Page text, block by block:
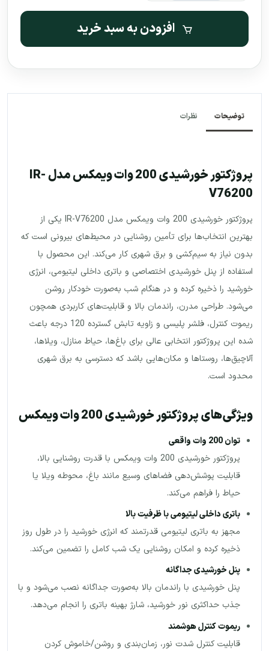
افزودن به سبد خرید
توضیحات نظرات
پروژکتور خورشیدی 200 وات ویمکس مدل IR-
V76200
پروژکتور خورشیدی 200 وات ویمکس مدل IR-V76200 یکی از
بهترین انتخاب‌ها برای تأمین روشنایی در محیط‌های بیرونی است که
بدون نیاز به سیم‌کشی و برق شهری کار می‌کند. این محصول با
استفاده از پنل خورشیدی اختصاصی و باتری داخلی لیتیومی، انرژی
خورشید را ذخیره کرده و در هنگام شب به‌صورت خودکار روشن
می‌شود. طراحی مدرن، راندمان بالا و قابلیت‌های کاربردی همچون
ریموت کنترل، فلشر پلیسی و زاویه تابش گسترده 120 درجه باعث
شده این پروژکتور انتخابی عالی برای باغ‌ها، حیاط منازل، ویلاها،
آلاچیق‌ها، روستاها و مکان‌هایی باشد که دسترسی به برق شهری
محدود است.
ویژگی‌های پروژکتور خورشیدی 200 وات ویمکس
توان 200 وات واقعی
پروژکتور خورشیدی 200 وات ویمکس با قدرت روشنایی بالا،
قابلیت پوشش‌دهی فضاهای وسیع مانند باغ، محوطه ویلا یا
حیاط را فراهم می‌کند.
باتری داخلی لیتیومی با ظرفیت بالا
مجهز به باتری لیتیومی قدرتمند که انرژی خورشید را در طول روز
ذخیره کرده و امکان روشنایی یک شب کامل را تضمین می‌کند.
پنل خورشیدی جداگانه
پنل خورشیدی با راندمان بالا به‌صورت جداگانه نصب می‌شود و با
جذب حداکثری نور خورشید، شارژ بهینه باتری را انجام می‌دهد.
ریموت کنترل هوشمند
قابلیت کنترل شدت نور، زمان‌بندی و روشن/خاموش کردن